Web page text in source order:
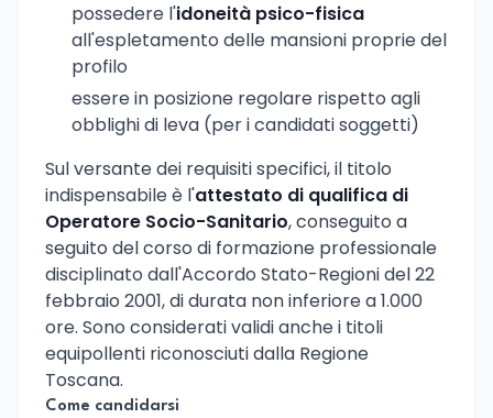
possedere l'idoneità psico-fisica
all'espletamento delle mansioni proprie del
profilo
essere in posizione regolare rispetto agli
obblighi di leva (per i candidati soggetti)
Sul versante dei requisiti specifici, il titolo
indispensabile è l'attestato di qualifica di
Operatore Socio-Sanitario, conseguito a
seguito del corso di formazione professionale
disciplinato dall'Accordo Stato-Regioni del 22
febbraio 2001, di durata non inferiore a 1.000
ore. Sono considerati validi anche i titoli
equipollenti riconosciuti dalla Regione
Toscana.
Come candidarsi